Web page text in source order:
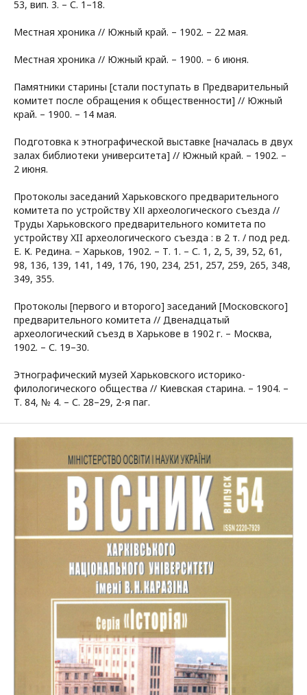
53, вип. 3. – С. 1–18.
Местная хроника // Южный край. – 1902. – 22 мая.
Местная хроника // Южный край. – 1900. – 6 июня.
Памятники старины [стали поступать в Предварительный
комитет после обращения к общественности] // Южный
край. – 1900. – 14 мая.
Подготовка к этнографической выставке [началась в двух
залах библиотеки университета] // Южный край. – 1902. –
2 июня.
Протоколы заседаний Харьковского предварительного
комитета по устройству ХІІ археологического съезда //
Труды Харьковского предварительного комитета по
устройству XII археологического съезда : в 2 т. / под ред.
Е. К. Редина. – Харьков, 1902. – Т. 1. – С. 1, 2, 5, 39, 52, 61,
98, 136, 139, 141, 149, 176, 190, 234, 251, 257, 259, 265, 348,
349, 355.
Протоколы [первого и второго] заседаний [Московского]
предварительного комитета // Двенадцатый
археологический съезд в Харькове в 1902 г. – Москва,
1902. – С. 19–30.
Этнографический музей Харьковского историко-
филологического общества // Киевская старина. – 1904. –
Т. 84, № 4. – С. 28–29, 2-я паг.